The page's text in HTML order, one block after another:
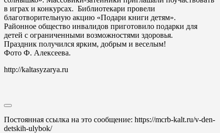
в играх и конкурсах. Библиотекари провели
благотворительную акцию «Подари книги детям».
Районное общество инвалидов приготовило подарки для
детей с ограниченными возможностями здоровья.
Праздник получился ярким, добрым и веселым!
Фото Ф. Алексеева.
http://kaltasyzarya.ru
Постоянная ссылка на это сообщение: https://mcrb-kalt.ru/v-den-
detskih-ulybok/